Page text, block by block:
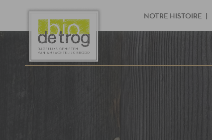
NOTRE HISTOIRE